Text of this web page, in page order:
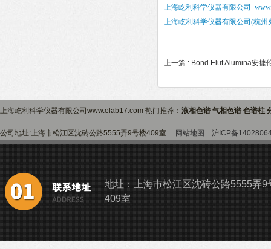
上海屹利科学仪器有限公司
上海屹利科学仪器有限公司 (杭
上一篇 : Bond Elut Alumina安捷
上海屹利科学仪器有限公司www.elab17.com 热门推荐： 液相色谱 气相色谱 色谱柱
公司地址:上海市松江区沈砖公路5555弄9号楼409室 网站地图 沪ICP备
地址：上海市松江区沈砖公路5555弄9
409室